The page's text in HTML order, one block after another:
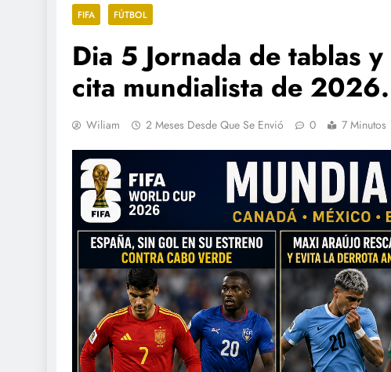
FIFA FÚTBOL
Dia 5 Jornada de tablas
cita mundialista de 2026.
Wiliam 2 Meses Desde Que Se Envió 0 7 Minutos